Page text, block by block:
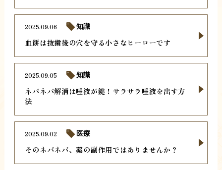
血餅は抜歯後の穴を守る小さなヒーローです
2025.09.06 知識
ネバネバ解消は唾液が鍵！サラサラ唾液を出す方
法
2025.09.05 知識
そのネバネバ、薬の副作用ではありませんか？
2025.09.02 医療